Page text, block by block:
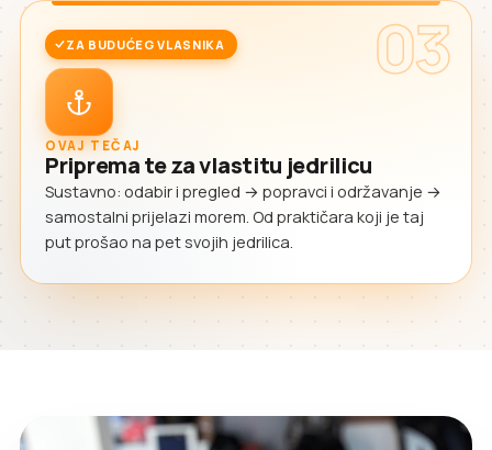
03
ZA BUDUĆEG VLASNIKA
OVAJ TEČAJ
Priprema te za vlastitu jedrilicu
Sustavno: odabir i pregled → popravci i održavanje →
samostalni prijelazi morem. Od praktičara koji je taj
put prošao na pet svojih jedrilica.